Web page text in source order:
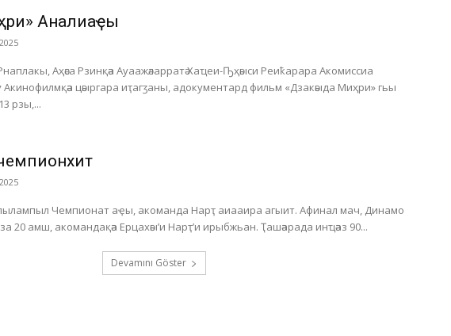
Анҭалиаҿы
Аҳәса Рзинқәа Ауаажәларратә Хаҵеи-Ҧҳәыси Реиҟарара Акомиссиа
Акинофилмқәа цәыргара иҭагӡаны, адокументард фильм «Дзакәыда Миҳри» гьы
рзы,...
Чемпионат аҿы, акоманда Нарҭ аиааира агыит. Афинал мач, Динамо
астадиум аҿы, Хәажәкрамза 20 амш, акомандақәа Ерцахәы’и Нарҭ’и ирыбжьан. Ҭашәарада инҵәаз 90...
Devamını Göster